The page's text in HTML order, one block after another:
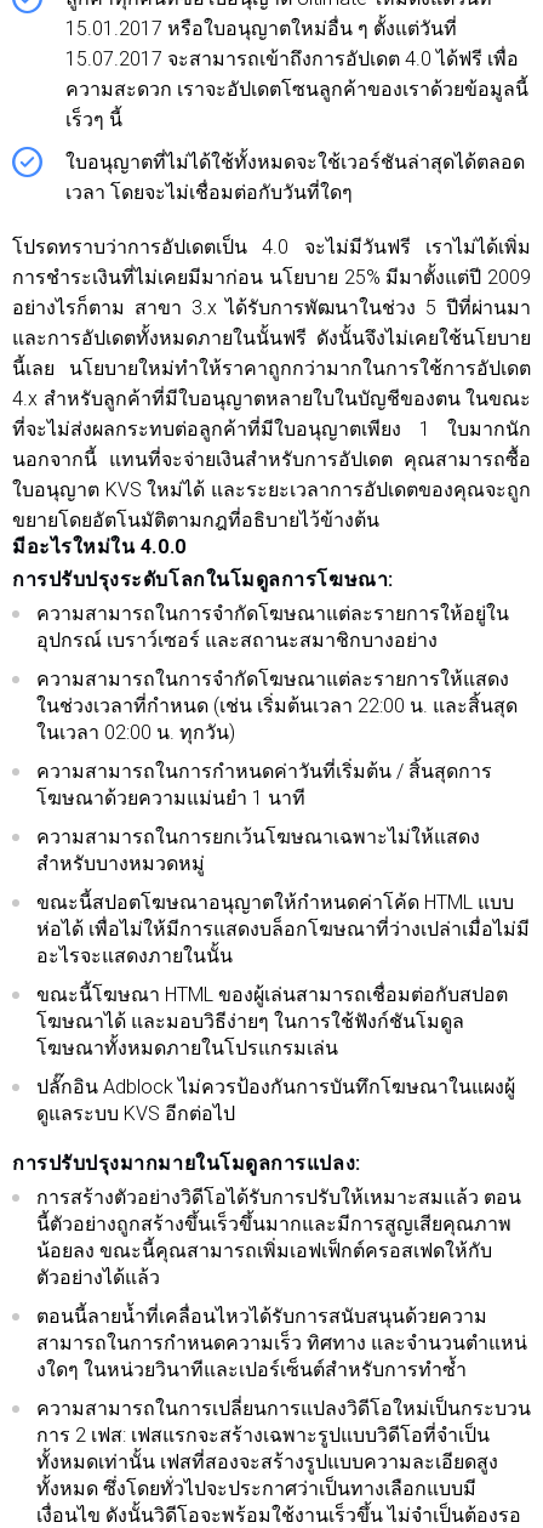
15.01.2017 หรือใบอนุญาตใหม่อื่น ๆ ตั้งแต่วันที่
15.07.2017 จะสามารถเข้าถึงการอัปเดต 4.0 ได้ฟรี เพื่อ
ความสะดวก เราจะอัปเดตโซนลูกค้าของเราด้วยข้อมูลนี้
เร็วๆ นี้
ใบอนุญาตที่ไม่ได้ใช้ทั้งหมดจะใช้เวอร์ชันล่าสุดได้ตลอด
เวลา โดยจะไม่เชื่อมต่อกับวันที่ใดๆ
โปรดทราบว่าการอัปเดตเป็น 4.0 จะไม่มีวันฟรี เราไม่ได้เพิ่ม
การชำระเงินที่ไม่เคยมีมาก่อน นโยบาย 25% มีมาตั้งแต่ปี 2009
อย่างไรก็ตาม สาขา 3.x ได้รับการพัฒนาในช่วง 5 ปีที่ผ่านมา
และการอัปเดตทั้งหมดภายในนั้นฟรี ดังนั้นจึงไม่เคยใช้นโยบาย
นี้เลย นโยบายใหม่ทำให้ราคาถูกกว่ามากในการใช้การอัปเดต
4.x สำหรับลูกค้าที่มีใบอนุญาตหลายใบในบัญชีของตน ในขณะ
ที่จะไม่ส่งผลกระทบต่อลูกค้าที่มีใบอนุญาตเพียง 1 ใบมากนัก
นอกจากนี้ แทนที่จะจ่ายเงินสำหรับการอัปเดต คุณสามารถซื้อ
ใบอนุญาต KVS ใหม่ได้ และระยะเวลาการอัปเดตของคุณจะถูก
ขยายโดยอัตโนมัติตามกฎที่อธิบายไว้ข้างต้น
มีอะไรใหม่ใน 4.0.0
การปรับปรุงระดับโลกในโมดูลการโฆษณา:
ความสามารถในการจำกัดโฆษณาแต่ละรายการให้อยู่ใน
อุปกรณ์ เบราว์เซอร์ และสถานะสมาชิกบางอย่าง
ความสามารถในการจำกัดโฆษณาแต่ละรายการให้แสดง
ในช่วงเวลาที่กำหนด (เช่น เริ่มต้นเวลา 22:00 น. และสิ้นสุด
ในเวลา 02:00 น. ทุกวัน)
ความสามารถในการกำหนดค่าวันที่เริ่มต้น / สิ้นสุดการ
โฆษณาด้วยความแม่นยำ 1 นาที
ความสามารถในการยกเว้นโฆษณาเฉพาะไม่ให้แสดง
สำหรับบางหมวดหมู่
ขณะนี้สปอตโฆษณาอนุญาตให้กำหนดค่าโค้ด HTML แบบ
ห่อได้ เพื่อไม่ให้มีการแสดงบล็อกโฆษณาที่ว่างเปล่าเมื่อไม่มี
อะไรจะแสดงภายในนั้น
ขณะนี้โฆษณา HTML ของผู้เล่นสามารถเชื่อมต่อกับสปอต
โฆษณาได้ และมอบวิธีง่ายๆ ในการใช้ฟังก์ชันโมดูล
โฆษณาทั้งหมดภายในโปรแกรมเล่น
ปลั๊กอิน Adblock ไม่ควรป้องกันการบันทึกโฆษณาในแผงผู้
ดูแลระบบ KVS อีกต่อไป
การปรับปรุงมากมายในโมดูลการแปลง:
การสร้างตัวอย่างวิดีโอได้รับการปรับให้เหมาะสมแล้ว ตอน
นี้ตัวอย่างถูกสร้างขึ้นเร็วขึ้นมากและมีการสูญเสียคุณภาพ
น้อยลง ขณะนี้คุณสามารถเพิ่มเอฟเฟ็กต์ครอสเฟดให้กับ
ตัวอย่างได้แล้ว
ตอนนี้ลายน้ำที่เคลื่อนไหวได้รับการสนับสนุนด้วยความ
สามารถในการกำหนดความเร็ว ทิศทาง และจำนวนตำแหน่
งใดๆ ในหน่วยวินาทีและเปอร์เซ็นต์สำหรับการทำซ้ำ
ความสามารถในการเปลี่ยนการแปลงวิดีโอใหม่เป็นกระบวน
การ 2 เฟส: เฟสแรกจะสร้างเฉพาะรูปแบบวิดีโอที่จำเป็น
ทั้งหมดเท่านั้น เฟสที่สองจะสร้างรูปแบบความละเอียดสูง
ทั้งหมด ซึ่งโดยทั่วไปจะประกาศว่าเป็นทางเลือกแบบมี
เงื่อนไข ดังนั้นวิดีโอจะพร้อมใช้งานเร็วขึ้น ไม่จำเป็นต้องรอ